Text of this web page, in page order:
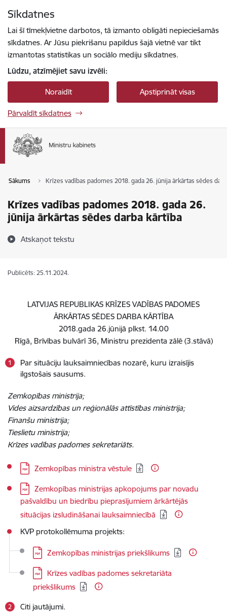
Sīkdatnes
Lai šī tīmekļvietne darbotos, tā izmanto obligāti nepieciešamās
sīkdatnes. Ar Jūsu piekrišanu papildus šajā vietnē var tikt
izmantotas statistikas un sociālo mediju sīkdatnes.
Lūdzu, atzīmējiet savu izvēli:
Noraidīt Apstiprināt visas
Pārvaldīt sīkdatnes
Sākums Krīzes vadības padomes 2018. gada 26. jūnija ārkārtas sēdes
Krīzes vadības padomes 2018. gada 26.
jūnija ārkārtas sēdes darba kārtība
Atskaņot tekstu
Publicēts: 25.11.2024.
LATVIJAS REPUBLIKAS KRĪZES VADĪBAS PADOMES
ĀRKĀRTAS SĒDES DARBA KĀRTĪBA
2018.gada 26.jūnijā plkst. 14.00
Rīgā, Brīvības bulvārī 36, Ministru prezidenta zālē (3.stāvā)
Par situāciju lauksaimniecības nozarē, kuru izraisījis
ilgstošais sausums.
Zemkopības ministrija;
Vides aizsardzības un reģionālās attīstības ministrija;
Finanšu ministrija;
Tieslietu ministrija;
Krīzes vadības padomes sekretariāts.
Lejupielādēt:
Zemkopības ministra vēstule
Lejupielādēt:
Zemkopības ministrijas apkopojums par novadu
pašvaldību un biedrību pieprasījumiem ārkārtējās
situācijas izsludināšanai lauksaimniecībā
KVP protokollēmuma projekts:
Lejupielādēt:
Zemkopības ministrijas priekšlikums
Lejupielādēt:
Krīzes vadības padomes sekretariāta
priekšlikums
Citi jautājumi.